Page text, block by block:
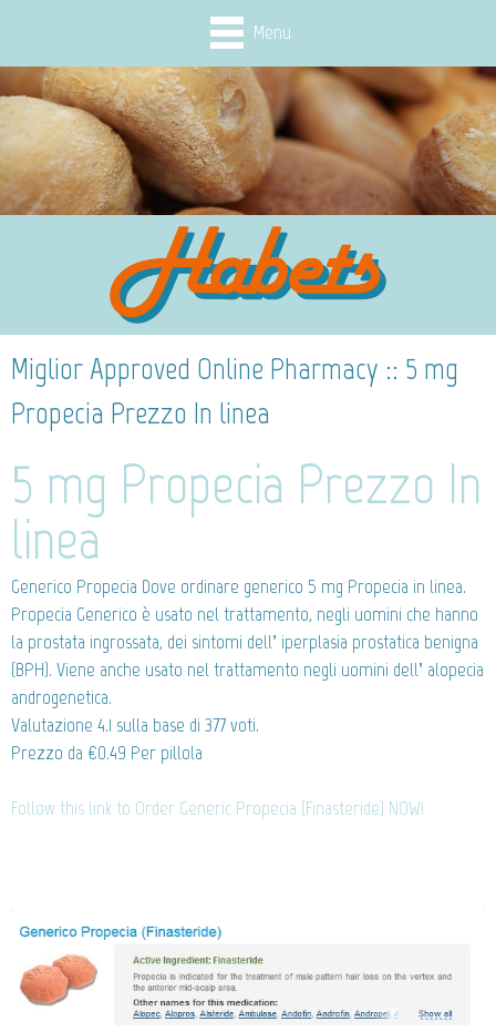
Menu
Miglior Approved Online Pharmacy :: 5 mg
Propecia Prezzo In linea
5 mg Propecia Prezzo In
linea
Generico Propecia Dove ordinare generico 5 mg Propecia in linea.
Propecia Generico è usato nel trattamento, negli uomini che hanno
la prostata ingrossata, dei sintomi dell’ iperplasia prostatica benigna
(BPH). Viene anche usato nel trattamento negli uomini dell’ alopecia
androgenetica.
Valutazione 4.1 sulla base di 377voti.
Prezzo da €0.49 Per pillola
Follow this link to Order Generic Propecia (Finasteride) NOW!